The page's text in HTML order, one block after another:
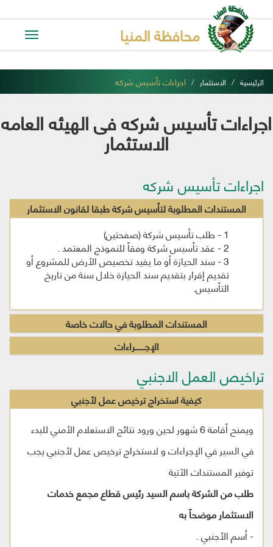
Toggle
محافظة المنيا
الرئيسية الاستثمار اجراءات تأسيس شركه
اجراءات تأسيس شركه فى الهيئه العامه
الاستثمار
اجراءات تأسيس شركه
المستندات المطلوبة لتأسيس شركة طبقا لقانون الاستثمار
1 - طلب تأسيس شركة (صفحتين)
2 - عقد تأسيس شركة وفقاً للنموذج المعتمد .
3 - سند الحيازة أو ما يفيد تخصيص الأرض للمشروع أو
تقديم إقرار بتقديم سند الحيازة خلال سنة من تاريخ
التأسيس.
المستندات المطلوبة في حالات خاصة
الإجــــــــراءات
تراخيص العمل الاجنبي
كيفية استخراج ترخيص عمل لأجنبي
ويمنح أقامة 6 شهور لحين ورود نتائج الاستعلام الأمني للبدء
في السير في الإجراءات و لاستخراج ترخيص عمل لأجنبي يجب
توفير المستندات الآتية
طلب من الشركة باسم السيد رئيس قطاع مجمع خدمات
الاستثمار موضحاً به
- أسم الأجنبي .